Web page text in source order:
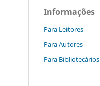
Informações
Para Leitores
Para Autores
Para Bibliotecários